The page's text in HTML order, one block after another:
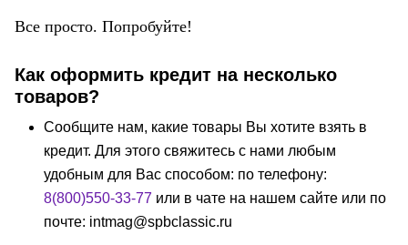
Все просто. Попробуйте!
Как оформить кредит на несколько
товаров?
Сообщите нам, какие товары Вы хотите взять в
кредит. Для этого свяжитесь с нами любым
удобным для Вас способом: по телефону:
8(800)550-33-77 или в чате на нашем сайте или по
почте: intmag@spbclassic.ru